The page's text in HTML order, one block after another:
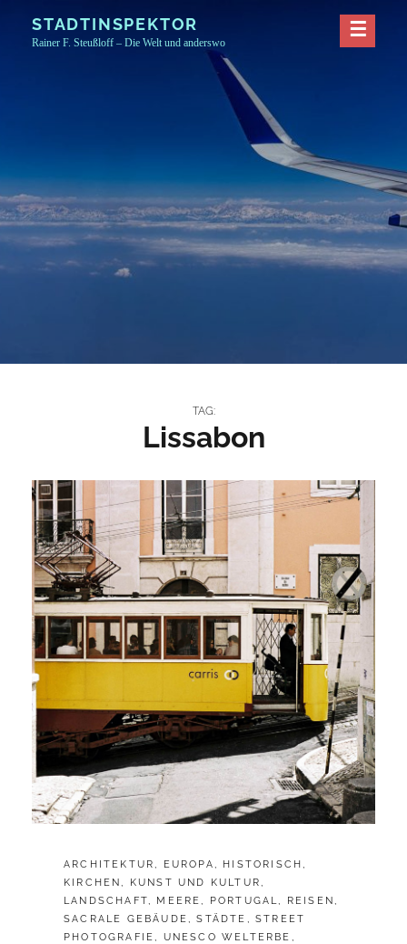
STADTINSPEKTOR
Rainer F. Steußloff – Die Welt und anderswo
TAG:
Lissabon
CATEGORIES:
ARCHITEKTUR, EUROPA, HISTORISCH,
KIRCHEN, KUNST UND KULTUR,
LANDSCHAFT, MEERE, PORTUGAL, REISEN,
SACRALE GEBÄUDE,STÄDTE ,STREET
PHOTOGRAFIE, UNESCO WELTERBE ,